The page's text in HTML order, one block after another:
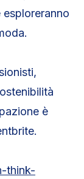
esploreranno
è
think-